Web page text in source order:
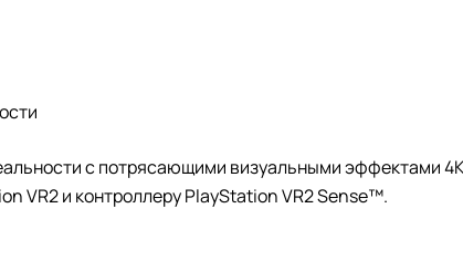
с потрясающими визуальными эффектами
VR2 и контроллеру PlayStation VR2 Sense™.